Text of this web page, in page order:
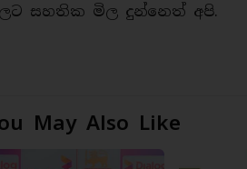
සහතික මිල දුන්නෙත් අපි.
May Also Like